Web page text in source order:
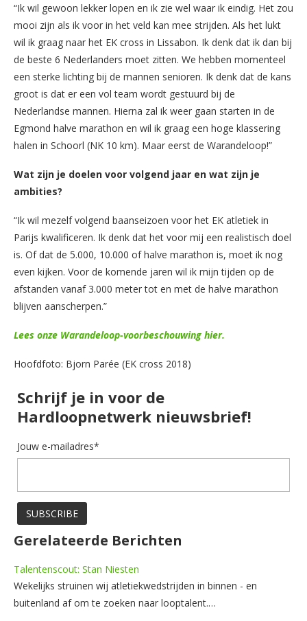
“Ik wil gewoon lekker lopen en ik zie wel waar ik eindig. Het zou
mooi zijn als ik voor in het veld kan mee strijden. Als het lukt
wil ik graag naar het EK cross in Lissabon. Ik denk dat ik dan bij
de beste 6 Nederlanders moet zitten. We hebben momenteel
een sterke lichting bij de mannen senioren. Ik denk dat de kans
groot is dat er een vol team wordt gestuurd bij de
Nederlandse mannen. Hierna zal ik weer gaan starten in de
Egmond halve marathon en wil ik graag een hoge klassering
halen in Schoorl (NK 10 km). Maar eerst de Warandeloop!”
Wat zijn je doelen voor volgend jaar en wat zijn je
ambities?
“Ik wil mezelf volgend baanseizoen voor het EK atletiek in
Parijs kwalificeren. Ik denk dat het voor mij een realistisch doel
is. Of dat de 5.000, 10.000 of halve marathon is, moet ik nog
even kijken. Voor de komende jaren wil ik mijn tijden op de
afstanden vanaf 3.000 meter tot en met de halve marathon
blijven aanscherpen.”
Lees onze Warandeloop-voorbeschouwing hier.
Hoofdfoto: Bjorn Parée (EK cross 2018)
Schrijf je in voor de
Hardloopnetwerk nieuwsbrief!
Jouw e-mailadres*
Gerelateerde Berichten
Talentenscout: Stan Niesten
Wekelijks struinen wij atletiekwedstrijden in binnen - en
buitenland af om te zoeken naar looptalent.…